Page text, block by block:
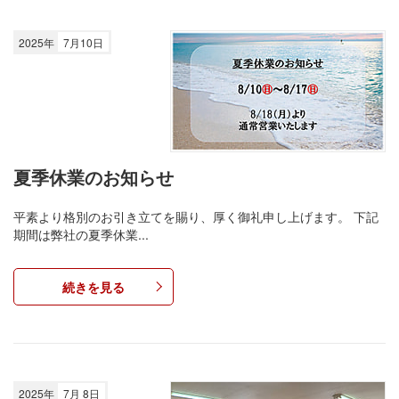
2025年 7月10日
夏季休業のお知らせ
平素より格別のお引き立てを賜り、厚く御礼申し上げます。 下記
期間は弊社の夏季休業...
続きを見る
2025年 7月 8日